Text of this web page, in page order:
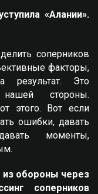
«Алании».
соперников
факторы,
результат. Это
стороны.
этого. Вот если
ошибки, давать
моменты,
обороны через
соперников